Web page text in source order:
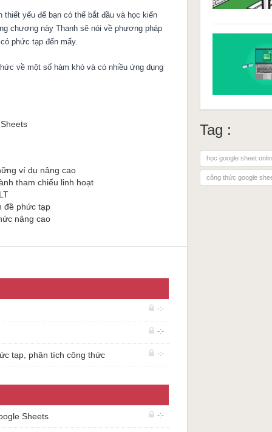
yếu để bạn có thể bắt đầu và học kiến
chương này Thanh sẽ nói về phương pháp
phức tạp đến mấy.
về một số hàm khó và có nhiều ứng dụng
cơ bản này cũng sẽ được lồng ghép với
minh họa bằng hoạt hình trực quan, công
cho mục đích của mình.
tích công thức
ví dụ nâng cao
tham chiếu linh hoạt
đề phức tạp
nâng cao​
-:-
-:-
tạp, phân tích công thức -:-
Sheets -:-
Tag :
học google sheet
công thức google